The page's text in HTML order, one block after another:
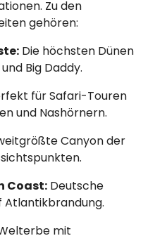
Zu den
gehören:
Die höchsten Dünen
Big Daddy.
für Safari-Touren
und Nashörnern.
Canyon der
Coast: Deutsche
mit